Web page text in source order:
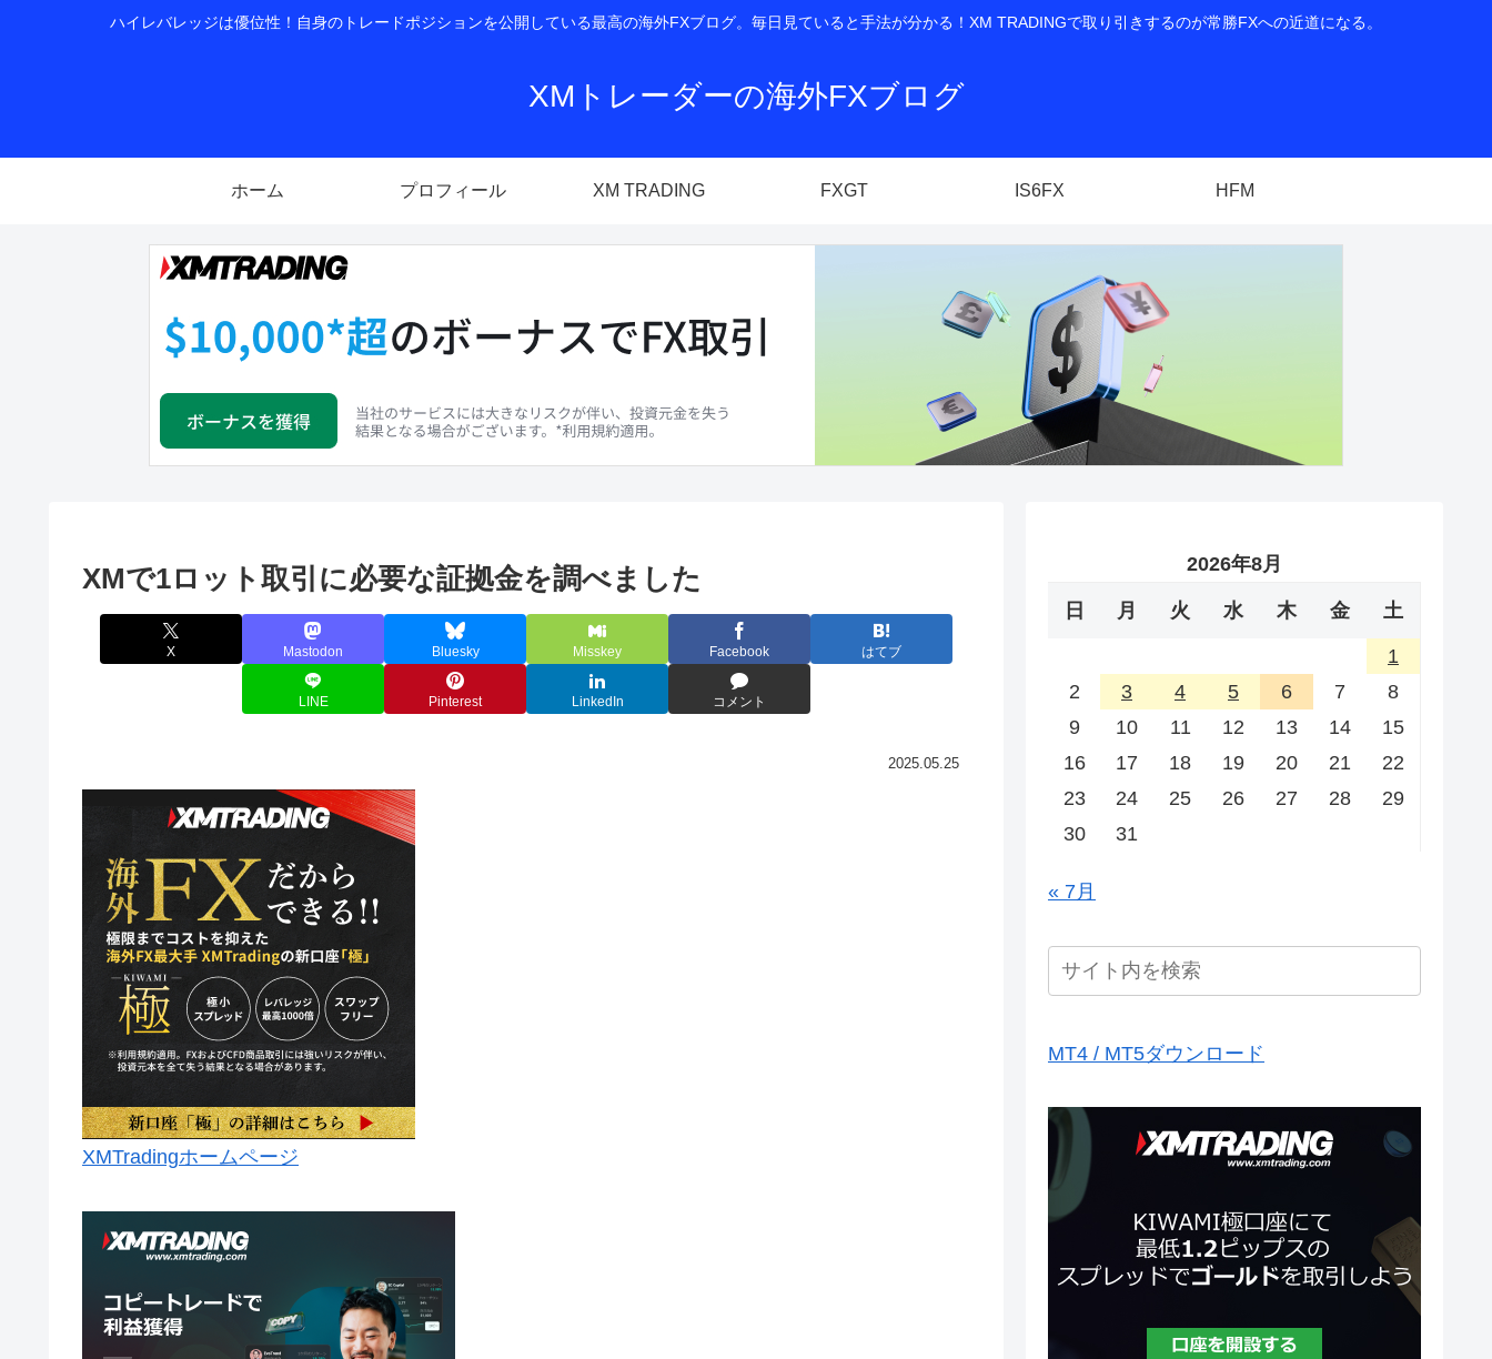
ハイレバレッジは優位性！自身のトレードポジションを公開している最高の海外FXブログ。毎日見ていると手法が分かる！XM TRADINGで取り引きするのが常勝FXへの近道になる。
XMトレーダーの海外FXブログ
ホーム プロフィール XM TRADING FXGT IS6FX HFM
XMで1ロット取引に必要な証拠金を調べました
X Mastodon Bluesky Misskey Facebook はてブ
LINE Pinterest LinkedIn コメント
2025.05.25
XMTradingホームページ
2026年8月
日 月 火 水 木 金 土
1
2
3 4 5 6 7
8
9
10 11 12 13 14
15
16
17 18 19 20 21
22
23
24 25 26 27 28
29
30
31
« 7月
MT4 / MT5ダウンロード